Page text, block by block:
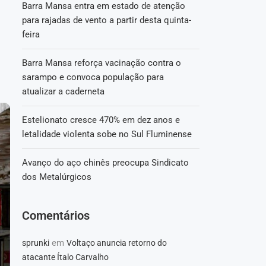
Barra Mansa entra em estado de atenção
para rajadas de vento a partir desta quinta-
feira
Barra Mansa reforça vacinação contra o
sarampo e convoca população para
atualizar a caderneta
Estelionato cresce 470% em dez anos e
letalidade violenta sobe no Sul Fluminense
Avanço do aço chinês preocupa Sindicato
dos Metalúrgicos
Comentários
sprunkiem Voltaço anuncia retorno do
atacante Ítalo Carvalho